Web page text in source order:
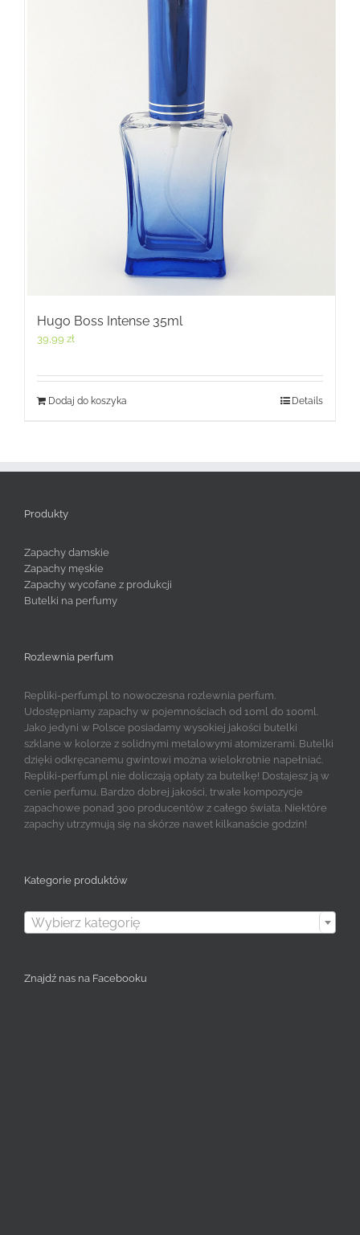
Hugo Boss Intense 35ml
39,99 zł
Dodaj do koszyka Details
Produkty
Zapachy damskie
Zapachy męskie
Zapachy wycofane z produkcji
Butelki na perfumy
Rozlewnia perfum
Repliki-perfum.pl to nowoczesna rozlewnia perfum.
Udostępniamy zapachy w pojemnościach od 10ml do 100ml.
Jako jedyni w Polsce posiadamy wysokiej jakości butelki
szklane w kolorze z solidnymi metalowymi atomizerami. Butelki
dzięki odkręcanemu gwintowi można wielokrotnie napełniać.
Repliki-perfum.pl nie doliczają opłaty za butelkę! Dostajesz ją w
cenie perfumu. Bardzo dobrej jakości, trwałe kompozycje
zapachowe ponad 300 producentów z całego świata. Niektóre
zapachy utrzymują się na skórze nawet kilkanaście godzin!
Kategorie produktów
Wybierz kategorię
Znajdź nas na Facebooku